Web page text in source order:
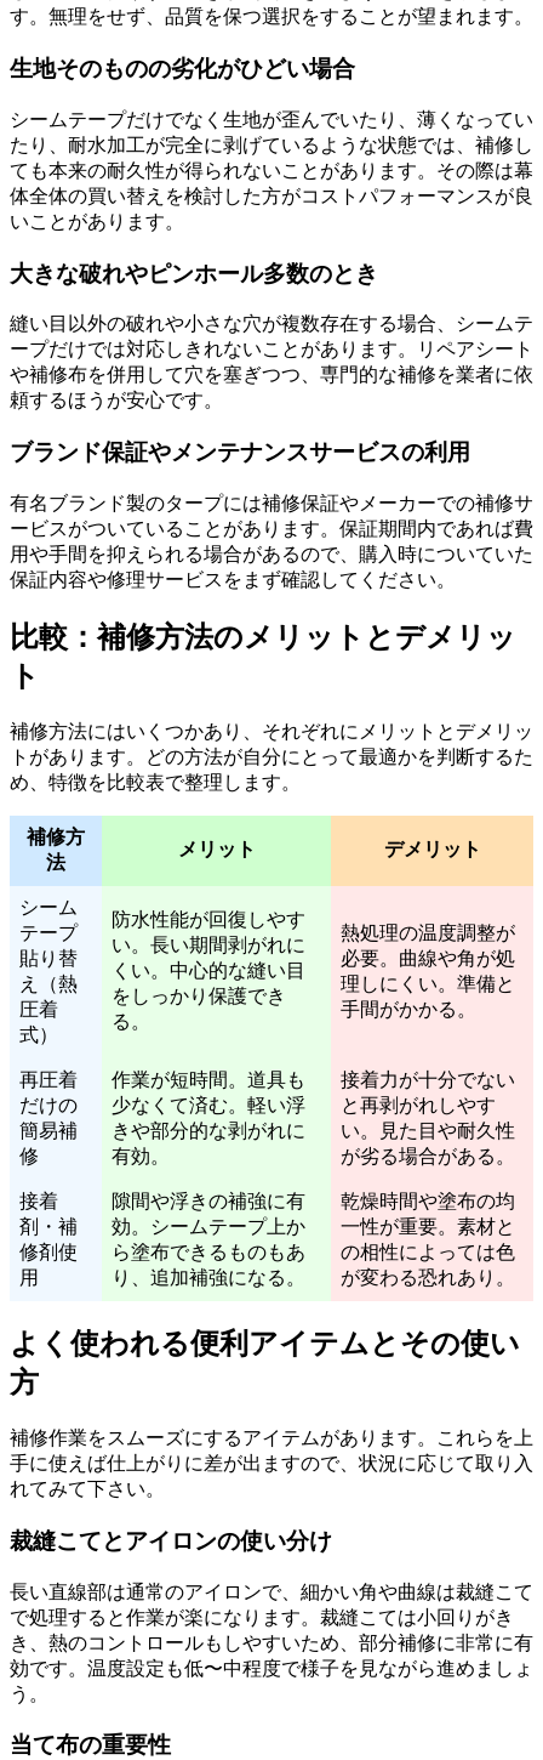
す。無理をせず、品質を保つ選択をすることが望まれます。
生地そのものの劣化がひどい場合
シームテープだけでなく生地が歪んでいたり、薄くなってい
たり、耐水加工が完全に剥げているような状態では、補修し
ても本来の耐久性が得られないことがあります。その際は幕
体全体の買い替えを検討した方がコストパフォーマンスが良
いことがあります。
大きな破れやピンホール多数のとき
縫い目以外の破れや小さな穴が複数存在する場合、シームテ
ープだけでは対応しきれないことがあります。リペアシート
や補修布を併用して穴を塞ぎつつ、専門的な補修を業者に依
頼するほうが安心です。
ブランド保証やメンテナンスサービスの利用
有名ブランド製のタープには補修保証やメーカーでの補修サ
ービスがついていることがあります。保証期間内であれば費
用や手間を抑えられる場合があるので、購入時についていた
保証内容や修理サービスをまず確認してください。
比較：補修方法のメリットとデメリッ
ト
補修方法にはいくつかあり、それぞれにメリットとデメリッ
トがあります。どの方法が自分にとって最適かを判断するた
め、特徴を比較表で整理します。
補修方
法
メリット デメリット
シーム
テープ
貼り替
え（熱
圧着
式）
防水性能が回復しやす
い。長い期間剥がれに
くい。中心的な縫い目
をしっかり保護でき
る。
熱処理の温度調整が
必要。曲線や角が処
理しにくい。準備と
手間がかかる。
再圧着
だけの
簡易補
修
作業が短時間。道具も
少なくて済む。軽い浮
きや部分的な剥がれに
有効。
接着力が十分でない
と再剥がれしやす
い。見た目や耐久性
が劣る場合がある。
接着
剤・補
修剤使
用
隙間や浮きの補強に有
効。シームテープ上か
ら塗布できるものもあ
り、追加補強になる。
乾燥時間や塗布の均
一性が重要。素材と
の相性によっては色
が変わる恐れあり。
よく使われる便利アイテムとその使い
方
補修作業をスムーズにするアイテムがあります。これらを上
手に使えば仕上がりに差が出ますので、状況に応じて取り入
れてみて下さい。
裁縫こてとアイロンの使い分け
長い直線部は通常のアイロンで、細かい角や曲線は裁縫こて
で処理すると作業が楽になります。裁縫こては小回りがき
き、熱のコントロールもしやすいため、部分補修に非常に有
効です。温度設定も低〜中程度で様子を見ながら進めましょ
う。
当て布の重要性